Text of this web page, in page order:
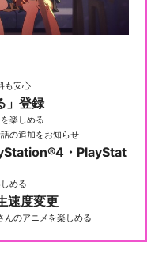
も安心
」登録
楽しめる
の追加をお知らせ
・PlayStat
める
速度変更
んのアニメを楽しめる